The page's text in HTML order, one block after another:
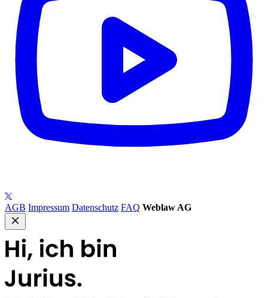
AGB Impressum Datenschutz FAQ Weblaw AG